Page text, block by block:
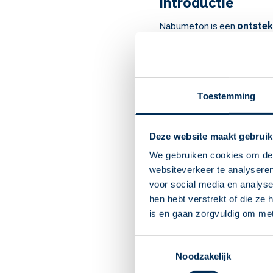
Toestemming
Deze website maakt
We gebruiken cookies om
websiteverkeer te
voor social media en
hen hebt verstrekt of die ze
is en gaan zorgvuldig om
Noodzakelijk
Nabumeton is een
Belangrijk om
Nabumeton stilt pijn,
De pijn wordt binnen
binnen week.
Let op: kans op maag-
darmzweer gehad, of
arts of apotheker
Pas op met alcohol.
Bent u zwanger of wilt